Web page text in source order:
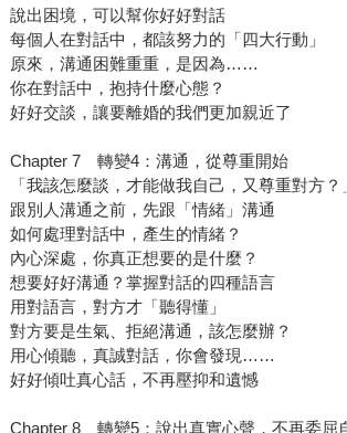
說出困境，可以幫你好好對話
每個人在對話中，都該努力的「四大行動」
原來，溝通困難重重，是因為……
你在對話中，抱持什麼心態？
好好交談，讓要離婚的我們更加親近了
Chapter 7 轉變4：溝通，從尊重開始
「我該怎麼談，才能做我自己，又尊重對方？
跟別人溝通之前，先跟「情緒」溝通
如何處理對話中，產生的情緒？
內心深處，你真正想要的是什麼？
想要好好溝通？掌握對話的四種語言
用對語言，對方才「聽得懂」
對方要是生氣、拒絕溝通，該怎麼辦？
用心傾聽，真誠對話，你會發現……
好好傾吐真心話，不再壓抑和遺憾
Chapter 8 轉變5：說出真實心聲，不再委屈